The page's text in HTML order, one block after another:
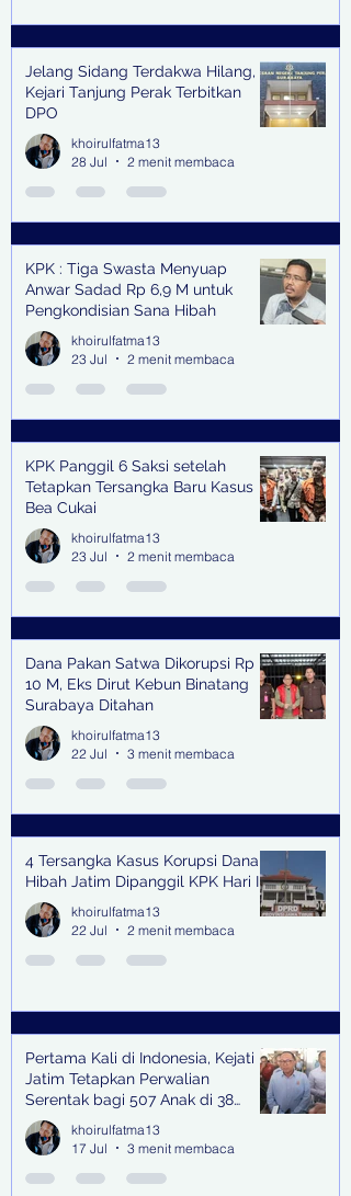
Jelang Sidang Terdakwa Hilang,
Kejari Tanjung Perak Terbitkan
DPO
khoirulfatma13
28 Jul
2 menit membaca
KPK : Tiga Swasta Menyuap
Anwar Sadad Rp 6,9 M untuk
Pengkondisian Sana Hibah
khoirulfatma13
23 Jul
2 menit membaca
KPK Panggil 6 Saksi setelah
Tetapkan Tersangka Baru Kasus
Bea Cukai
khoirulfatma13
23 Jul
2 menit membaca
Dana Pakan Satwa Dikorupsi Rp
10 M, Eks Dirut Kebun Binatang
Surabaya Ditahan
khoirulfatma13
22 Jul
3 menit membaca
4 Tersangka Kasus Korupsi Dana
Hibah Jatim Dipanggil KPK Hari Ini
khoirulfatma13
22 Jul
2 menit membaca
Pertama Kali di Indonesia, Kejati
Jatim Tetapkan Perwalian
Serentak bagi 507 Anak di 38
Kabupaten & Kota
khoirulfatma13
17 Jul
3 menit membaca